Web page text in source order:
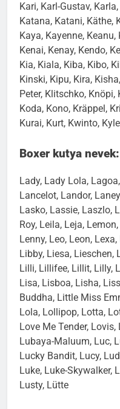
Kari, Karl-Gustav,
Katana, Katani, Käthe,
Kaya, Kayenne, Keanu,
Kenai, Kenay, Kendo,
Kia, Kiala, Kiba, Kibo,
Kinski, Kipu, Kira,
Peter, Klitschko,
Koda, Kono, Kräppel,
Kurai, Kurt, Kwinto,
Boxer kutya
Lady, Lady Lola,
Lancelot, Landor,
Lasko, Lassie, Laszlo,
Roy, Leila, Leja,
Lenny, Leo, Leon,
Libby, Liesa, Lieschen,
Lilli, Lillifee, Lillit, Lilly,
Lisa, Lisboa, Lisha,
Buddha, Little Miss
Lola, Lollipop, Lotta,
Love Me Tender,
Lubaya-Maluum, Luc,
Lucky Bandit, Lucy,
Luke, Luke-Skywalker,
Lusty, Lütte